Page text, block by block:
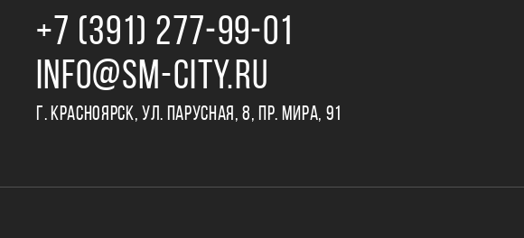
+7 (391) 277‒99‒01
INFO@SM-CITY.RU
Г. КРАСНОЯРСК, УЛ. ПАРУСНАЯ, 8, ПР. МИРА, 91